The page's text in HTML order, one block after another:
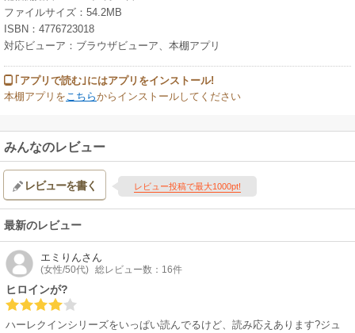
ファイルサイズ：54.2MB
ISBN：4776723018
対応ビューア：ブラウザビューア、本棚アプリ
｢アプリで読む｣にはアプリをインストール!
本棚アプリをこちらからインストールしてください
みんなのレビュー
レビューを書く レビュー投稿で最大1000pt!
最新のレビュー
エミりんさん
(女性/50代) 総レビュー数：16件
ヒロインが?
ハーレクインシリーズをいっぱい読んでるけど、読み応えあります?ジュ